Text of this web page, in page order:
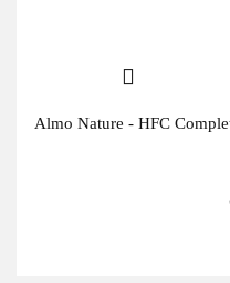
Almo Nature - HFC